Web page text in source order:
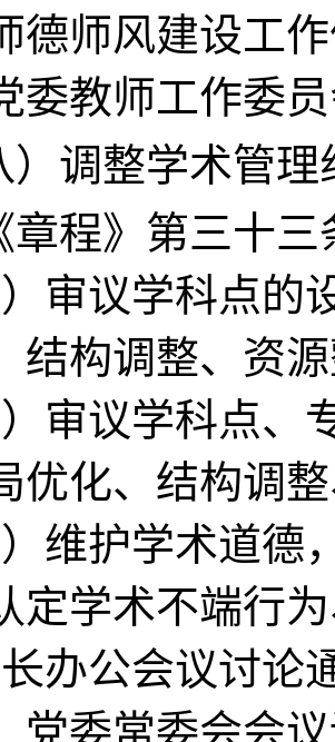
德师风建设工
委教师工作委
调整学术管理
章程》第三十
审议学科点的
结构调整、资
审议学科点、
优化、结构调
维护学术道德
定学术不端行
办公会议讨论
党委常委会会